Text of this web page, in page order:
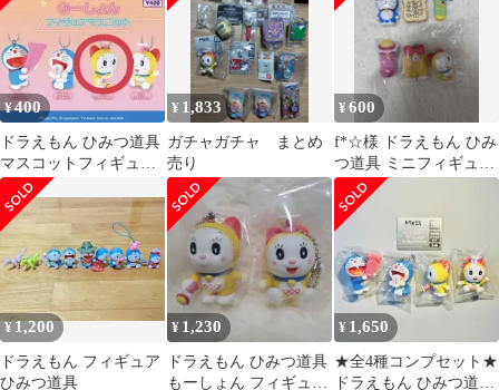
¥400
ドラえもん ひみつ道具
マスコットフィギュ
ア ドラミ
¥ 1,833
ガチャガチャ まとめ
売り
¥600
f*☆様 ドラえもん ひみ
つ道具 ミニフィギュア
キーホルダ&ドラえも
んマスコッ
¥1,200
ドラえもん フィギュア
ひみつ道具
¥ 1,230
ドラえもん ひみつ道具
もーしょん フィギュア
¥ 1,650
★全4種コンプセット★
ドラえもん ひみつ道具